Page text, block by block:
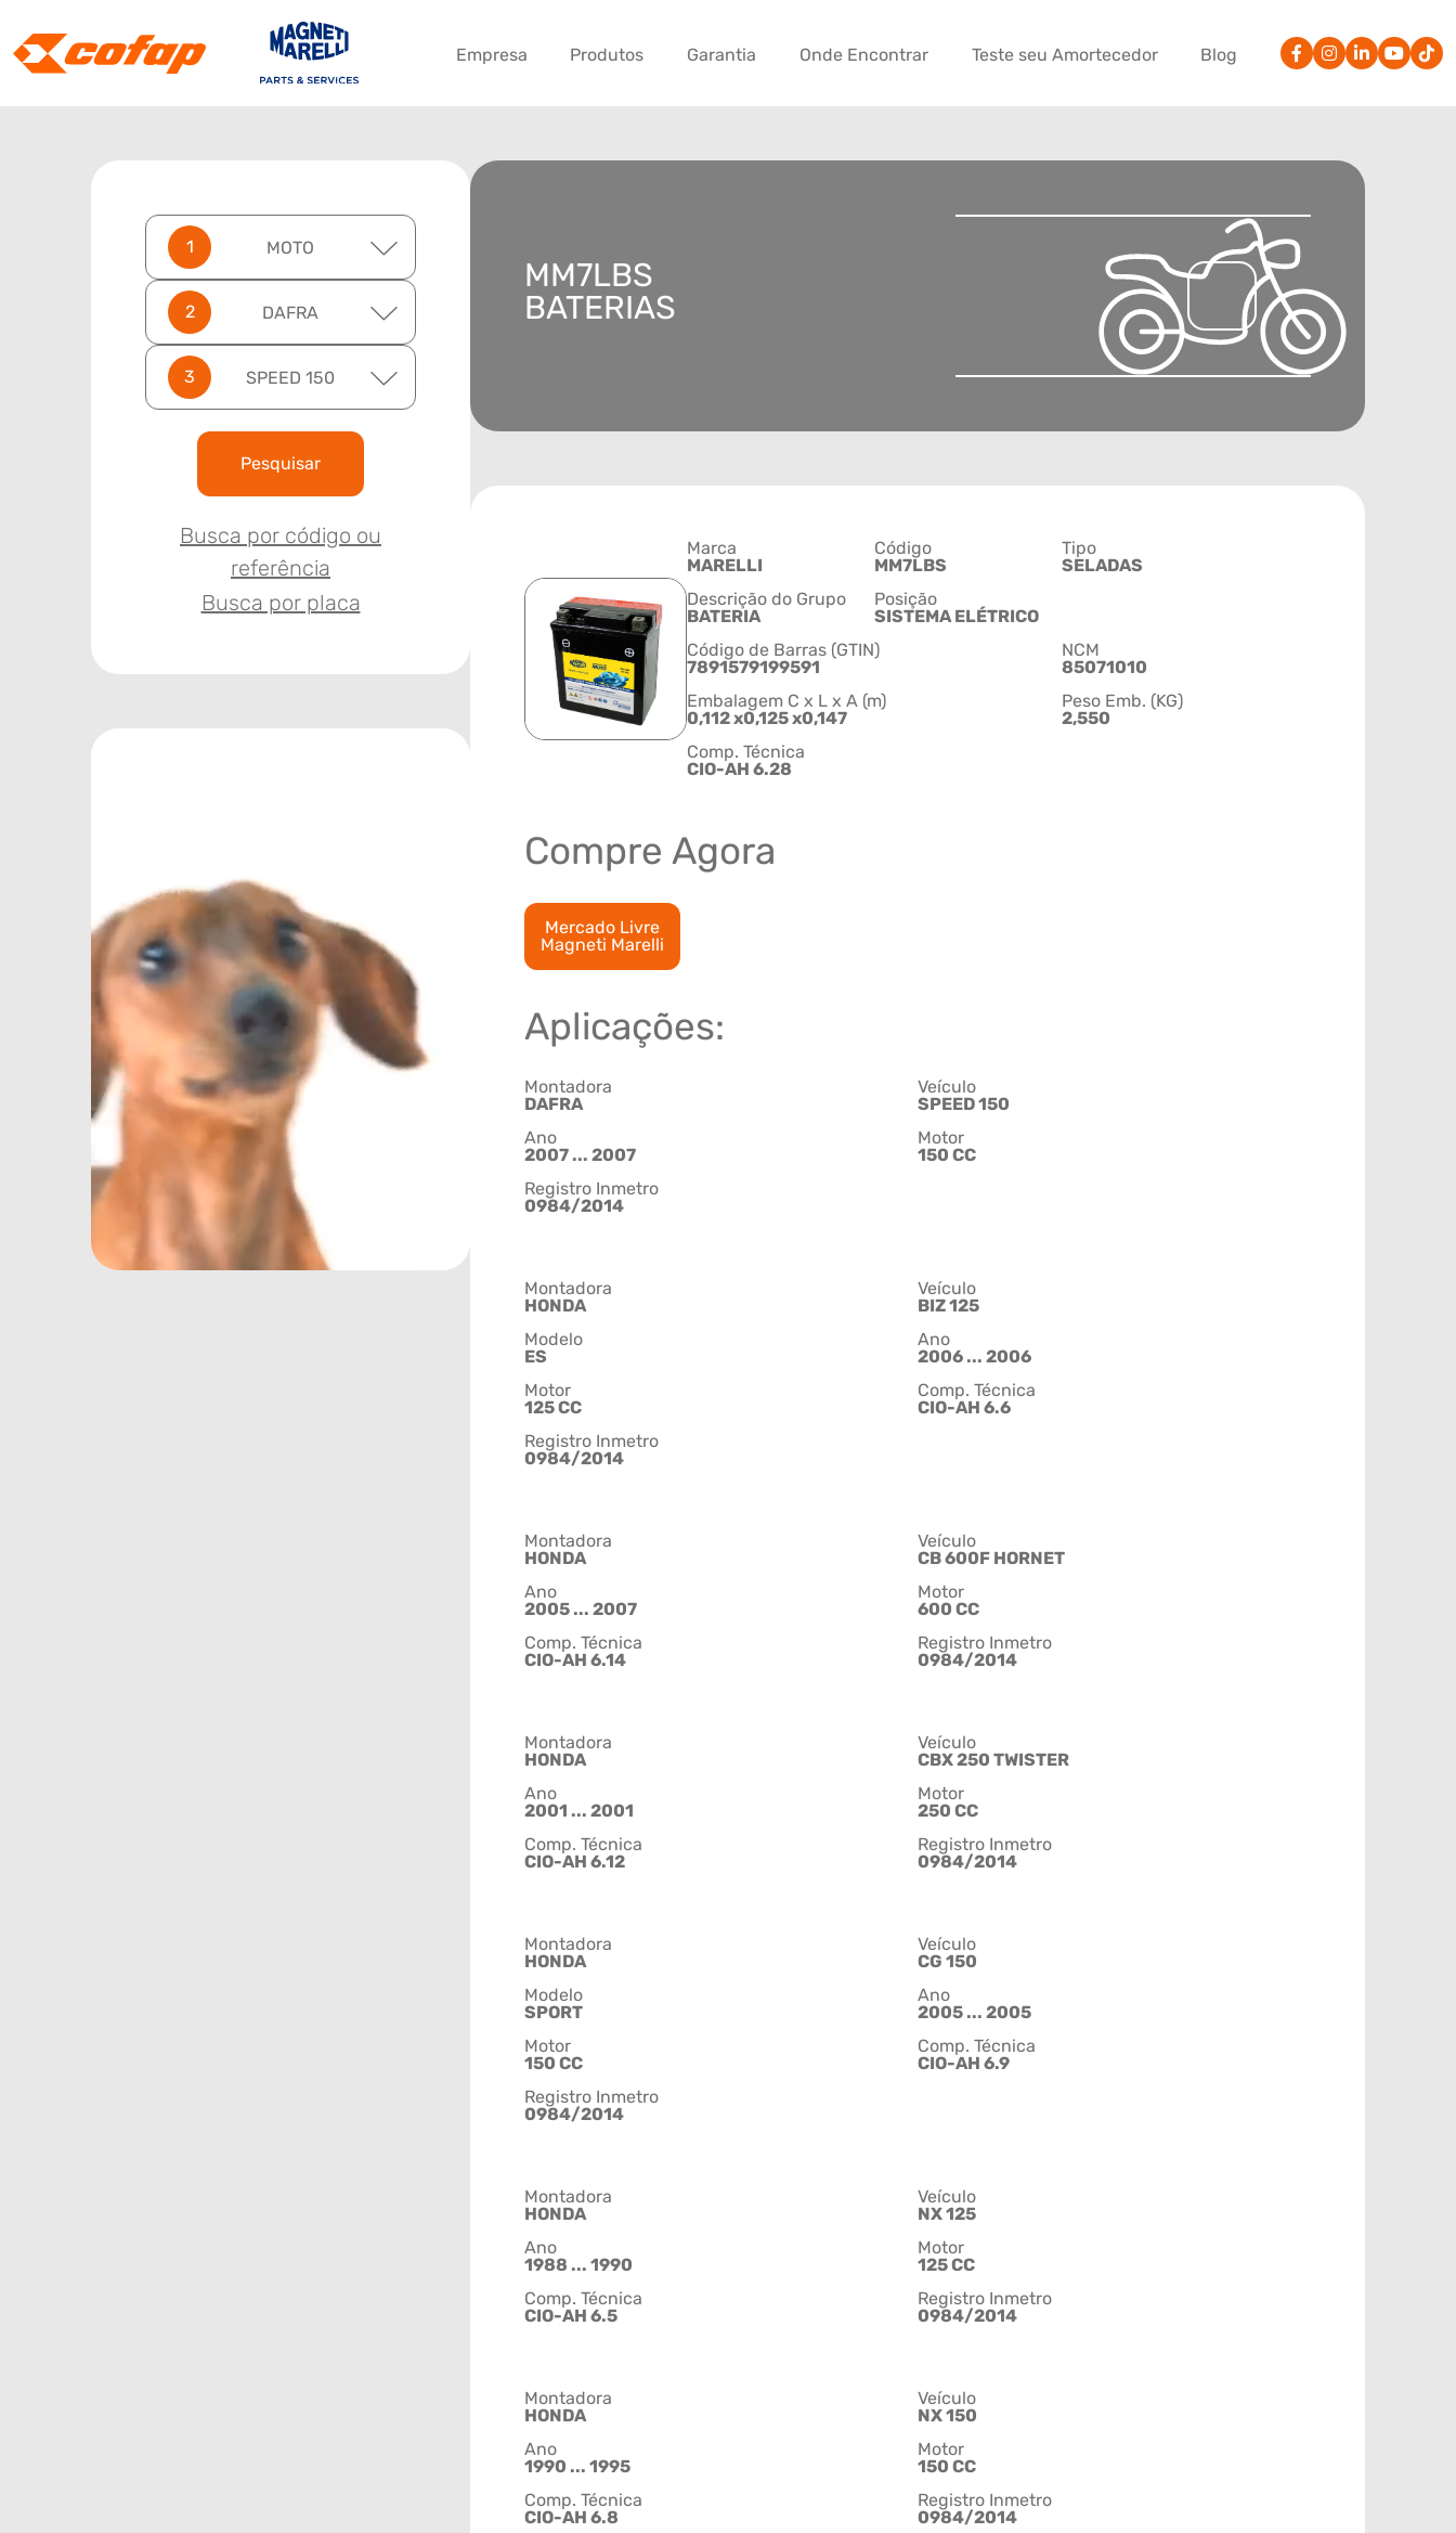
Empresa Produtos Garantia Onde Encontrar Teste seu Amortecedor Blog
MOTO
DAFRA
SPEED 150
Pesquisar
Busca por código ou
referência
Busca por placa
MM7LBS
BATERIAS
Marca
MARELLI
Código
MM7LBS
Tipo
SELADAS
Descrição do Grupo
BATERIA
Posição
SISTEMA ELÉTRICO
Código de Barras (GTIN)
7891579199591
NCM
85071010
Embalagem C x L x A (m)
0,112 x0,125 x0,147
Peso Emb. (KG)
2,550
Comp. Técnica
CIO-AH 6.28
Compre Agora
Mercado Livre
Magneti Marelli
Aplicações:
Montadora
DAFRA
Veículo
SPEED 150
Ano
2007 ... 2007
Motor
150 CC
Registro Inmetro
0984/2014
Montadora
HONDA
Veículo
BIZ 125
Modelo
ES
Ano
2006 ... 2006
Motor
125 CC
Comp. Técnica
CIO-AH 6.6
Registro Inmetro
0984/2014
Montadora
HONDA
Veículo
CB 600F HORNET
Ano
2005 ... 2007
Motor
600 CC
Comp. Técnica
CIO-AH 6.14
Registro Inmetro
0984/2014
Montadora
HONDA
Veículo
CBX 250 TWISTER
Ano
2001 ... 2001
Motor
250 CC
Comp. Técnica
CIO-AH 6.12
Registro Inmetro
0984/2014
Montadora
HONDA
Veículo
CG 150
Modelo
SPORT
Ano
2005 ... 2005
Motor
150 CC
Comp. Técnica
CIO-AH 6.9
Registro Inmetro
0984/2014
Montadora
HONDA
Veículo
NX 125
Ano
1988 ... 1990
Motor
125 CC
Comp. Técnica
CIO-AH 6.5
Registro Inmetro
0984/2014
Montadora
HONDA
Veículo
NX 150
Ano
1990 ... 1995
Motor
150 CC
Comp. Técnica
CIO-AH 6.8
Registro Inmetro
0984/2014